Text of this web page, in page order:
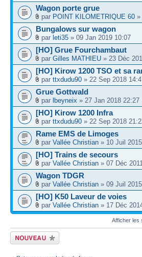
Wagon porte grue
par POINT KILOMETRIQUE 60 »
Bungalows sur wagon
par leti35 » 09 Jan 2019 10:07
[HO] Grue Fourchambaut
par Gilles MATHIEU » 23 Déc
[HO] Kirow 1200 TSO et sa
par ttxdudu90 » 22 Sep 2018
Grue Gottwald
par lbeyneix » 27 Jan 2018 22:27
[HO] Kirow 1200 Infra
par ttxdudu90 » 22 Sep 2018
Rame EMS de Limoges
par Vallée Christian » 10 Juil
[HO] Trains de secours
par Vallée Christian » 07 Déc
Wagon TDGR
par Vallée Christian » 09 Juil
[HO] K50 Laveur de voies
par Vallée Christian » 17 Déc
Afficher les
Écrire un nouveau
sujet